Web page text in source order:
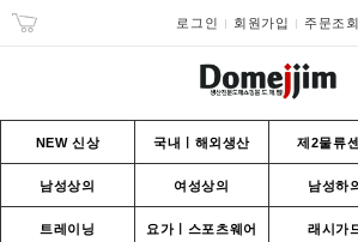
로그인 회원가입 주문조회
NEW 신상 국내ㅣ해외생산 제2물류
남성상의 여성상의 남성하
트레이닝 요가ㅣ스포츠웨어 래시가